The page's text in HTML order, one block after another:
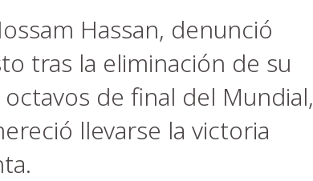
Hassan, denunció
tras la eliminación de su
de final del Mundial,
llevarse la victoria